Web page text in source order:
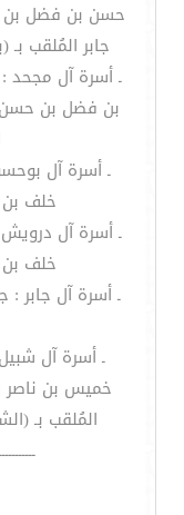
حسن بن فضل بن
جابر المُلقب
ـ أسرة آل
بن فضل بن حسن
ـ أسرة آل
خلف بن
ـ أسرة آل
خلف بن
ـ أسرة آل
ـ أسرة آل
خميس بن
المُلقب بـ